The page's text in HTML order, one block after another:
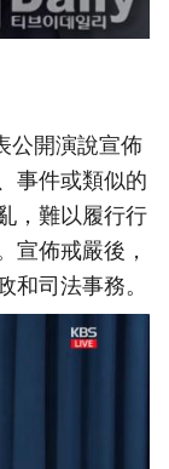
公開演說宣佈
事件或類似的
，難以履行行
宣佈戒嚴後，
和司法事務。